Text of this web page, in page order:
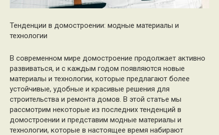
Тенденции в домостроении: модные материалы и
технологии
В современном мире домостроение продолжает активно
развиваться, и с каждым годом появляются новые
материалы и технологии, которые предлагают более
устойчивые, удобные и красивые решения для
строительства и ремонта домов. В этой статье мы
рассмотрим некоторые из последних тенденций в
домостроении и представим модные материалы и
технологии, которые в настоящее время набирают